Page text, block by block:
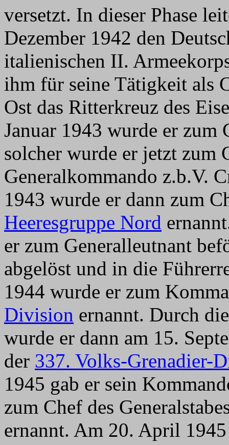
versetzt. In dieser Phase
Dezember 1942 den
italienischen II.
ihm für seine Tätigkeit als
Ost das Ritterkreuz des
Januar 1943 wurde er zum
solcher wurde er jetzt zum
Generalkommando z.b.V.
1943 wurde er dann zum
Heeresgruppe Nord
er zum Generalleutnant
abgelöst und in die
1944 wurde er zum
Division ernannt. Durch
wurde er dann am 15.
der 337. Volks-Grenadier-
1945 gab er sein
zum Chef des
ernannt. Am 20. April